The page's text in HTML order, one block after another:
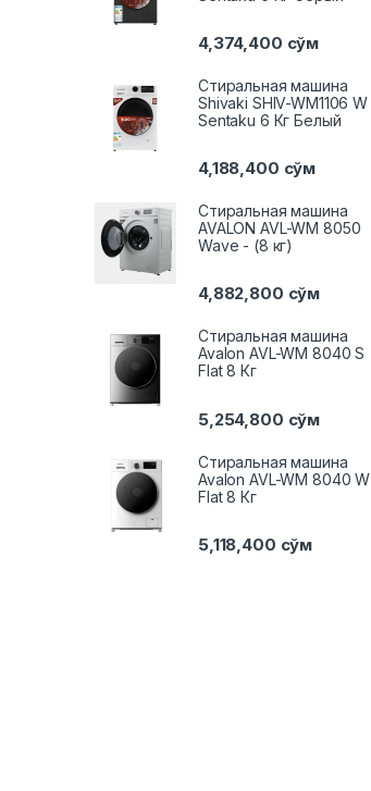
4,374,400 сўм
Стиральная машина
Shivaki SHIV-WM1106 W
Sentaku 6 Кг Белый
4,188,400 сўм
Стиральная машина
AVALON AVL-WM 8050
Wave - (8 кг)
4,882,800 сўм
Стиральная машина
Avalon AVL-WM 8040 S
Flat 8 Кг
5,254,800 сўм
Стиральная машина
Avalon AVL-WM 8040 W
Flat 8 Кг
5,118,400 сўм